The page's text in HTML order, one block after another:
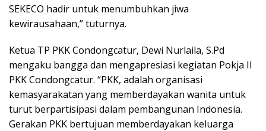
SEKECO hadir untuk menumbuhkan jiwa
kewirausahaan,” tuturnya.
Ketua TP PKK Condongcatur, Dewi Nurlaila, S.Pd
mengaku bangga dan mengapresiasi kegiatan Pokja II
PKK Condongcatur. “PKK, adalah organisasi
kemasyarakatan yang memberdayakan wanita untuk
turut berpartisipasi dalam pembangunan Indonesia.
Gerakan PKK bertujuan memberdayakan keluarga